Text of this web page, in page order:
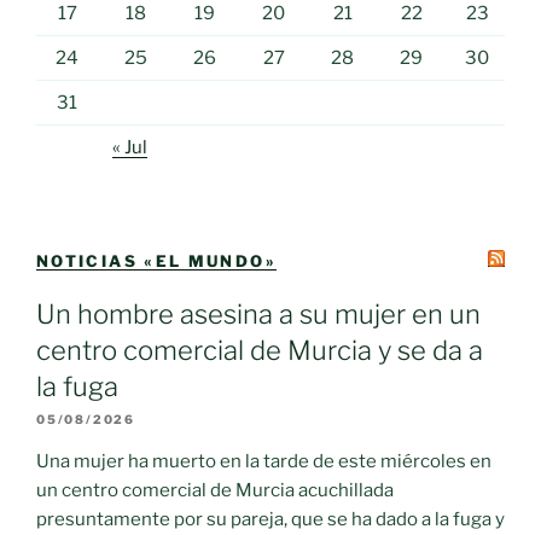
17 18 19 20 21 22 23
24 25 26 27 28 29 30
31
« Jul
NOTICIAS «EL MUNDO»
Un hombre asesina a su mujer en un
centro comercial de Murcia y se da a
la fuga
05/08/2026
Una mujer ha muerto en la tarde de este miércoles en
un centro comercial de Murcia acuchillada
presuntamente por su pareja, que se ha dado a la fuga y